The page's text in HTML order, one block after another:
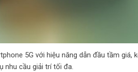
5G với hiệu năng dẫn đầu tầm giá,
nhu cầu giải trí tối đa.